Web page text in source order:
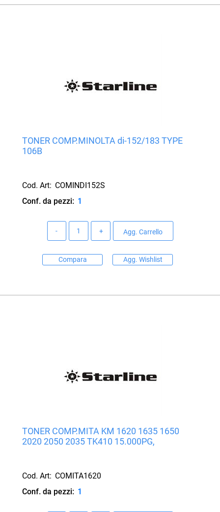
TONER COMP.MINOLTA di-152/183 TYPE
106B
Cod. Art: COMINDI152S
Conf. da pezzi: 1
Agg. Carrello
Compara Agg. Wishlist
TONER COMP.MITA KM 1620 1635 1650
2020 2050 2035 TK410 15.000PG,
Cod. Art: COMITA1620
Conf. da pezzi: 1